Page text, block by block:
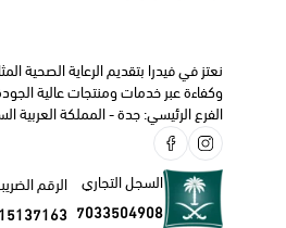
نعتز في فيدرا بتقديم الرعاية الصحية
وكفاءة عبر خدمات ومنتجات عالية
الفرع الرئيسي: جدة - المملكة العربية
السجل التجاري
7033504908
الرقم